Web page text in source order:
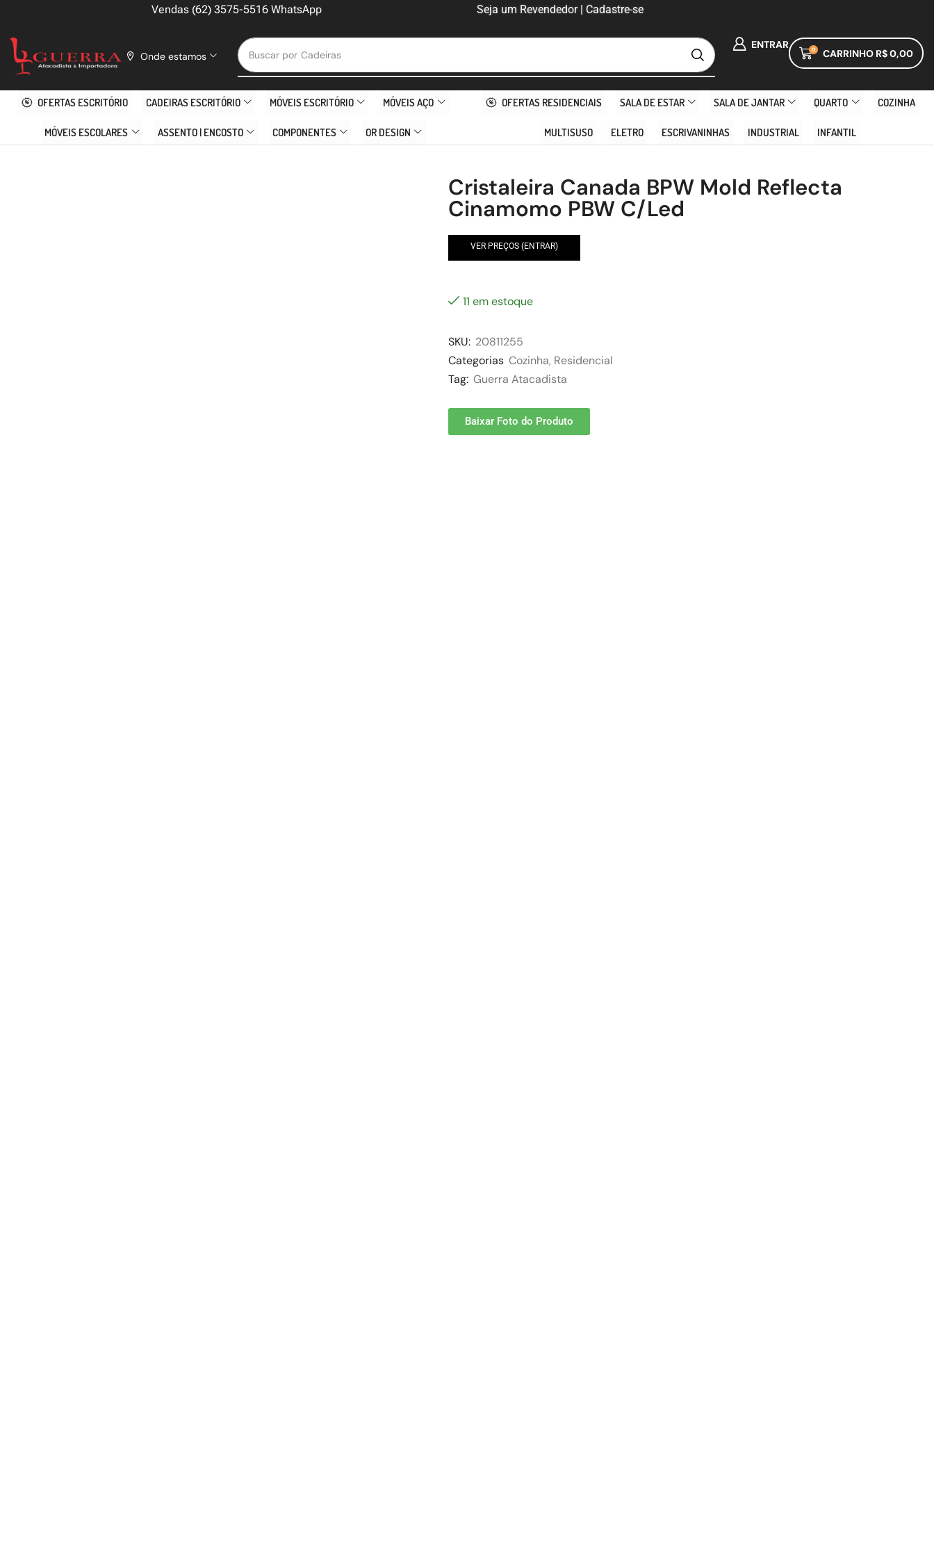
Vendas (62) 3575-5516 WhatsApp Seja um Revendedor | Cadastre-se
Onde estamos Buscar por Cadeiras
ENTRAR 0 CARRINHO R$0,00
OFERTAS ESCRITÓRIO CADEIRAS ESCRITÓRIO MÓVEIS ESCRITÓRIO MÓVEIS AÇO
MÓVEIS ESCOLARES ASSENTO | ENCOSTO COMPONENTES OR DESIGN
OFERTAS RESIDENCIAIS SALA DE ESTAR SALA DE JANTAR QUARTO COZINHA
MULTISUSO ELETRO ESCRIVANINHAS INDUSTRIAL INFANTIL
Cristaleira Canada BPW Mold Reflecta
Cinamomo PBW C/Led
VER PREÇOS (ENTRAR)
11 em estoque
SKU: 20811255
Categorias Cozinha, Residencial
Tag: Guerra Atacadista
Baixar Foto do Produto